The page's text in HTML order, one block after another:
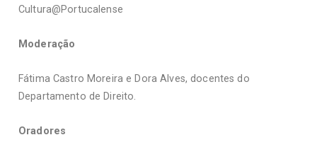
Cultura@Portucalense
Moderação
Fátima Castro Moreira e Dora Alves, docentes do
Departamento de Direito.
Oradores